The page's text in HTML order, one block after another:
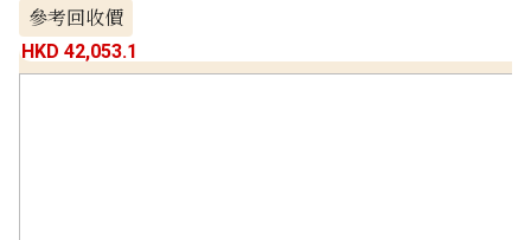
參考回收價
HKD 42,053.1